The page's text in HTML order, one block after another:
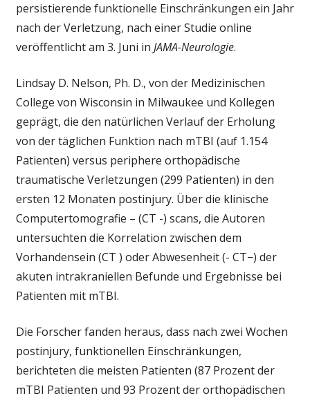
dem
milden
TBI
persistierende funktionelle Einschränkungen ein Jahr
nach der Verletzung, nach einer Studie online
veröffentlicht am 3. Juni in JAMA-Neurologie.
Lindsay D. Nelson, Ph. D., von der Medizinischen
College von Wisconsin in Milwaukee und Kollegen
geprägt, die den natürlichen Verlauf der Erholung
von der täglichen Funktion nach mTBI (auf 1.154
Patienten) versus periphere orthopädische
traumatische Verletzungen (299 Patienten) in den
ersten 12 Monaten postinjury. Über die klinische
Computertomografie – (CT -) scans, die Autoren
untersuchten die Korrelation zwischen dem
Vorhandensein (CT ) oder Abwesenheit (- CT−) der
akuten intrakraniellen Befunde und Ergebnisse bei
Patienten mit mTBI.
Die Forscher fanden heraus, dass nach zwei Wochen
postinjury, funktionellen Einschränkungen,
berichteten die meisten Patienten (87 Prozent der
mTBI Patienten und 93 Prozent der orthopädischen